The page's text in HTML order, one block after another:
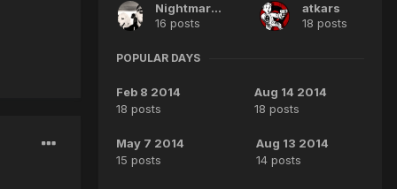
Nightmares^^
16 posts
atkars
18 posts
POPULAR DAYS
Feb 8 2014
18 posts
Aug 14 2014
18 posts
May 7 2014
15 posts
Aug 13 2014
14 posts